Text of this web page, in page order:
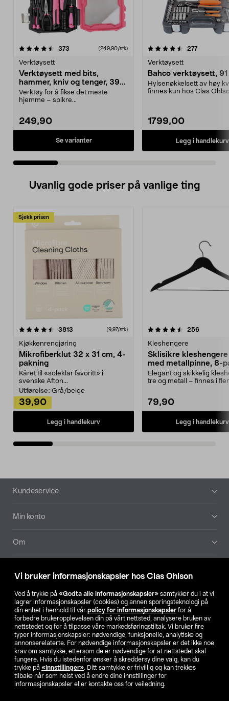
Vi bruker informasjonskapsler hos Clas Ohlson
Ved å trykke på «Godta alle informasjonskapsler» samtykker du i at vi
lagrer informasjonskapsler (cookies) og annen sporingsteknologi på
din enhet i henhold til vår policy for informasjonskapsler for å
forbedre brukeropplevelsen din på vårt nettsted, analysere bruken av
nettstedet og for å tilpasse våre markedsføringstiltak. Vi bruker fire
typer informasjonskapsler: nødvendige, funksjonelle, analytiske og
annonserelaterte. For nødvendige informasjonskapsler er det ikke noe
krav om samtykke, ettersom de er nødvendige for at nettstedet skal
fungere. Hvis du istedenfor ønsker å skreddersy dine valg, kan du
trykke på «Innstillinger». Ditt samtykke er frivillig og kan trekkes
tilbake når som helst ved å endre dine innstillinger for
informasjonskapsler eller kontakte oss for veiledning.
373 anmeldelser(249,90/stk)
Verktøysett
Verktøysett med bits,
hammer, kniv og tenger, 39
deler
Verktøy for å fikse det meste
hjemme – spikre...
249,90
Se varianter
4.5 av 5 stjerner 277
Verktøysett
Bahco verktøysett,
Hylsenøkkelsett av høy
finnes kun hos Clas
1799,00
Legg i handlekurv
4.5 av 5 stjerner
Uvanlig gode priser på vanlige ting
Sjekk prisen
3813 anmeldelser(9,97/stk)
Kjøkkenrengjøring
Mikrofiberklut 32 x 31 cm, 4-
pakning
Kåret til «soleklar favoritt» i
svenske Afton...
Utførelse: Grå/beige
39,90
Legg i handlekurv
4.5av 5 stjerner 256
Kleshengere
Sklisikre
med metallpinne, 8-
Elegant og skikkelig
tre og metall – finnes i
79,90
Legg i handlekurv
4.5av 5 stjerner
Bunntekst
Kundeservice
Min konto
Om
Våre selskaper
Finn din butikk
SE NO FI